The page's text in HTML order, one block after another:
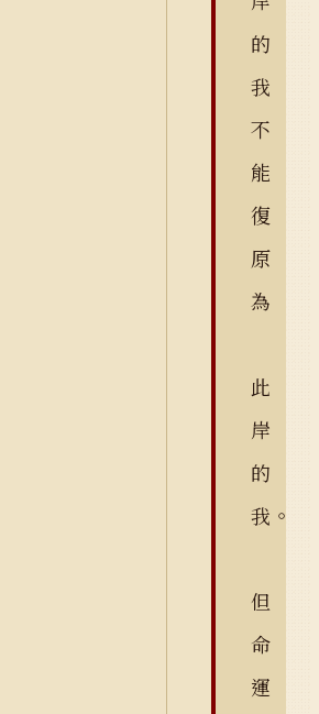
的
我
不
能
復
原
為
此
岸
的
我。
但
命
運